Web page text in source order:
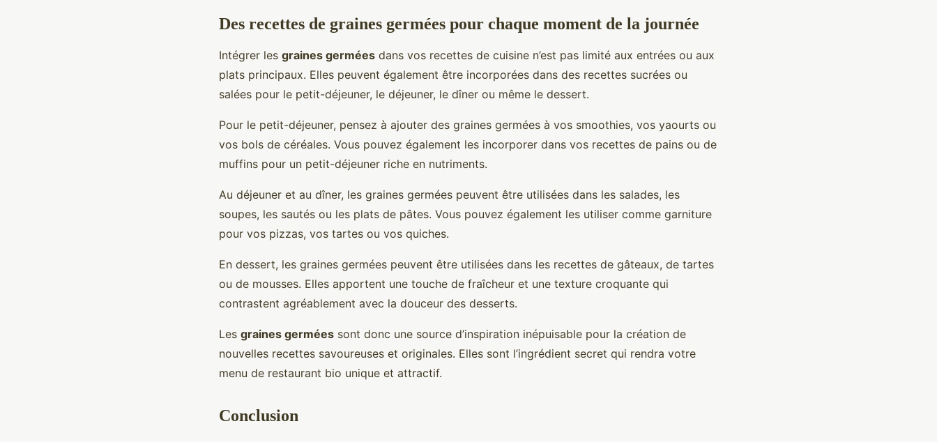
Des recettes de graines germées pour chaque moment de la journée
Intégrer les graines germées dans vos recettes de cuisine n’est pas limité aux entrées ou aux
plats principaux. Elles peuvent également être incorporées dans des recettes sucrées ou
salées pour le petit-déjeuner, le déjeuner, le dîner ou même le dessert.
Pour le petit-déjeuner, pensez à ajouter des graines germées à vos smoothies, vos yaourts ou
vos bols de céréales. Vous pouvez également les incorporer dans vos recettes de pains ou de
muffins pour un petit-déjeuner riche en nutriments.
Au déjeuner et au dîner, les graines germées peuvent être utilisées dans les salades, les
soupes, les sautés ou les plats de pâtes. Vous pouvez également les utiliser comme garniture
pour vos pizzas, vos tartes ou vos quiches.
En dessert, les graines germées peuvent être utilisées dans les recettes de gâteaux, de tartes
ou de mousses. Elles apportent une touche de fraîcheur et une texture croquante qui
contrastent agréablement avec la douceur des desserts.
Les graines germées sont donc une source d’inspiration inépuisable pour la création de
nouvelles recettes savoureuses et originales. Elles sont l’ingrédient secret qui rendra votre
menu de restaurant bio unique et attractif.
Conclusion